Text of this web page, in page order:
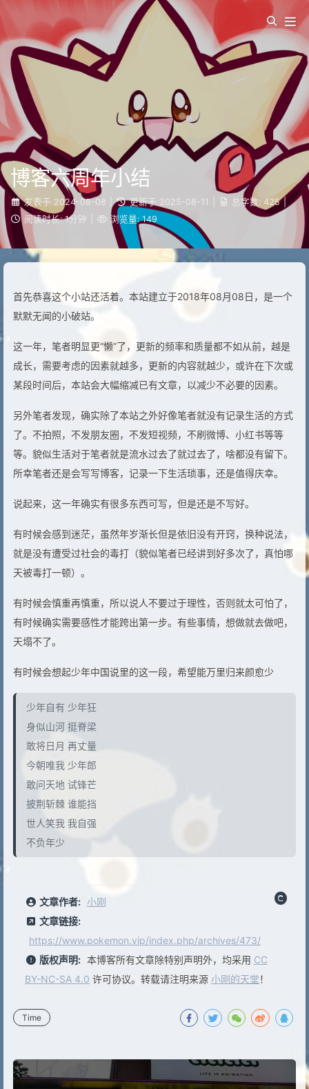
博客六周年小结
发表于 2024-08-08 更新于 2025-08-11 总字数: 425 |
阅读时长: 1分钟 浏览量: 149
首先恭喜这个小站还活着。本站建立于2018年08月08日，是一个
默默无闻的小破站。
这一年，笔者明显更“懒”了，更新的频率和质量都不如从前，越是
成长，需要考虑的因素就越多，更新的内容就越少，或许在下次或
某段时间后，本站会大幅缩减已有文章，以减少不必要的因素。
另外笔者发现，确实除了本站之外好像笔者就没有记录生活的方式
了。不拍照，不发朋友圈，不发短视频，不刷微博、小红书等等
等。貌似生活对于笔者就是流水过去了就过去了，啥都没有留下。
所幸笔者还是会写写博客，记录一下生活琐事，还是值得庆幸。
说起来，这一年确实有很多东西可写，但是还是不写好。
有时候会感到迷茫，虽然年岁渐长但是依旧没有开窍，换种说法，
就是没有遭受过社会的毒打（貌似笔者已经讲到好多次了，真怕哪
天被毒打一顿）。
有时候会慎重再慎重，所以说人不要过于理性，否则就太可怕了，
有时候确实需要感性才能跨出第一步。有些事情，想做就去做吧，
天塌不了。
有时候会想起少年中国说里的这一段，希望能万里归来颜愈少
少年自有 少年狂
身似山河 挺脊梁
敢将日月 再丈量
今朝唯我 少年郎
敢问天地 试锋芒
披荆斩棘 谁能挡
世人笑我 我自强
不负年少
文章作者: 小刚
文章链接:
https://www.pokemon.vip/index.php/archives/473/
版权声明: 本博客所有文章除特别声明外，均采用 CC
BY-NC-SA 4.0 许可协议。转载请注明来源 小刚的天堂！
Time